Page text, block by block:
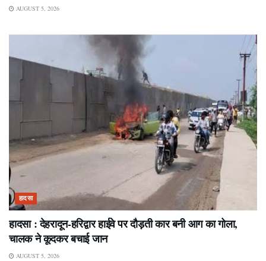
AUGUST 5, 2026
हादसा
हादसा : देहरादून-हरिद्वार हाईवे पर दौड़ती कार बनी आग का गोला,
चालक ने कूदकर बचाई जान
AUGUST 5, 2026